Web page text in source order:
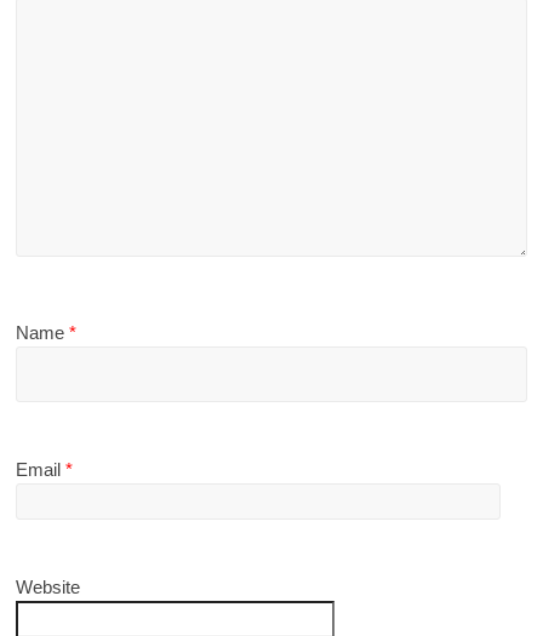
Name*
Email*
Website